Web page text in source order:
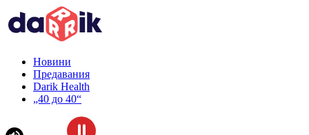
Новини
Предавания
Darik Health
„40 до 40“